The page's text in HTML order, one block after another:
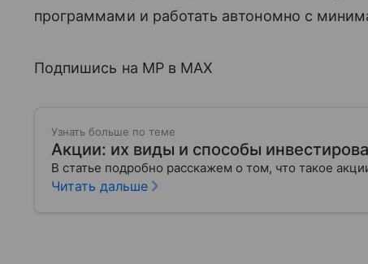
программами и работать автономно с
Подпишись на MP в MAX
Узнать больше по теме
Акции: их виды и способы
В статье подробно расскажем о том, что такое
Читать дальше